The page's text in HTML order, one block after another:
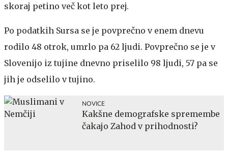
skoraj petino več kot leto prej.
Po podatkih Sursa se je povprečno v enem dnevu
rodilo 48 otrok, umrlo pa 62 ljudi. Povprečno se je v
Slovenijo iz tujine dnevno priselilo 98 ljudi, 57 pa se
jih je odselilo v tujino.
NOVICE
Kakšne demografske spremembe
čakajo Zahod v prihodnosti?